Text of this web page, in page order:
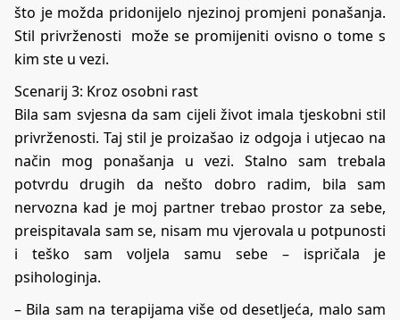
što je možda pridonijelo njezinoj promjeni ponašanja.
Stil privrženosti može se promijeniti ovisno o tome s
kim ste u vezi.
Scenarij 3: Kroz osobni rast
Bila sam svjesna da sam cijeli život imala tjeskobni stil
privrženosti. Taj stil je proizašao iz odgoja i utjecao na
način mog ponašanja u vezi. Stalno sam trebala
potvrdu drugih da nešto dobro radim, bila sam
nervozna kad je moj partner trebao prostor za sebe,
preispitavala sam se, nisam mu vjerovala u potpunosti
i teško sam voljela samu sebe – ispričala je
psihologinja.
– Bila sam na terapijama više od desetljeća, malo sam